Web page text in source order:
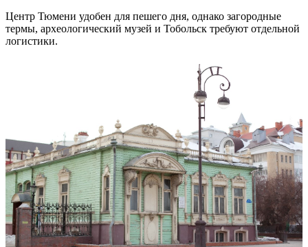
Центр Тюмени удобен для пешего дня, однако загородные
термы, археологический музей и Тобольск требуют отдельной
логистики.